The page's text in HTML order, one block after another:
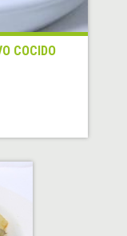
COCIDO